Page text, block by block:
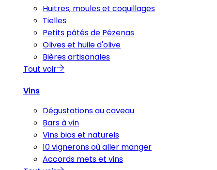
Huitres, moules et coquillages
Tielles
Petits pâtés de Pézenas
Olives et huile d'olive
Bières artisanales
Tout voir
Vins
Dégustations au caveau
Bars à vin
Vins bios et naturels
10 vignerons où aller manger
Accords mets et vins